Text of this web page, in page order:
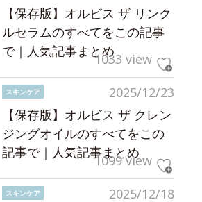
【保存版】オルビス ザ リンク
ルセラムのすべてをこの記事
で｜人気記事まとめ1033 view
2025/12/23
スキンケア
【保存版】オルビス ザ クレン
ジングオイルのすべてをこの
記事で｜人気記事まとめ
1099 view
2025/12/18
スキンケア